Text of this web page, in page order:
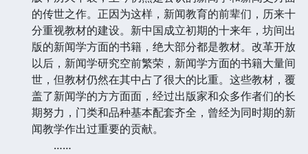
的传世之作。正因为这样，新闻教育的前辈们，历来十
分重视教材的建设。新中国成立初期的十来年，坊间出
版的新闻学方面的书籍，绝大部分都是教材。改革开放
以后，新闻学研究空前繁荣，新闻学方面的书籍大量间
世，但教材仍然在其中占了很大的比重。这些教材，覆
盖了新闻学的方方面面，经过出版家和众多作者们的长
期努力，门类和品种基本配套齐全，曾经为同时期的新
闻教学作出过重要的贡献。
……